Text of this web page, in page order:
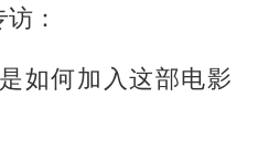
：
如何加入这部电影